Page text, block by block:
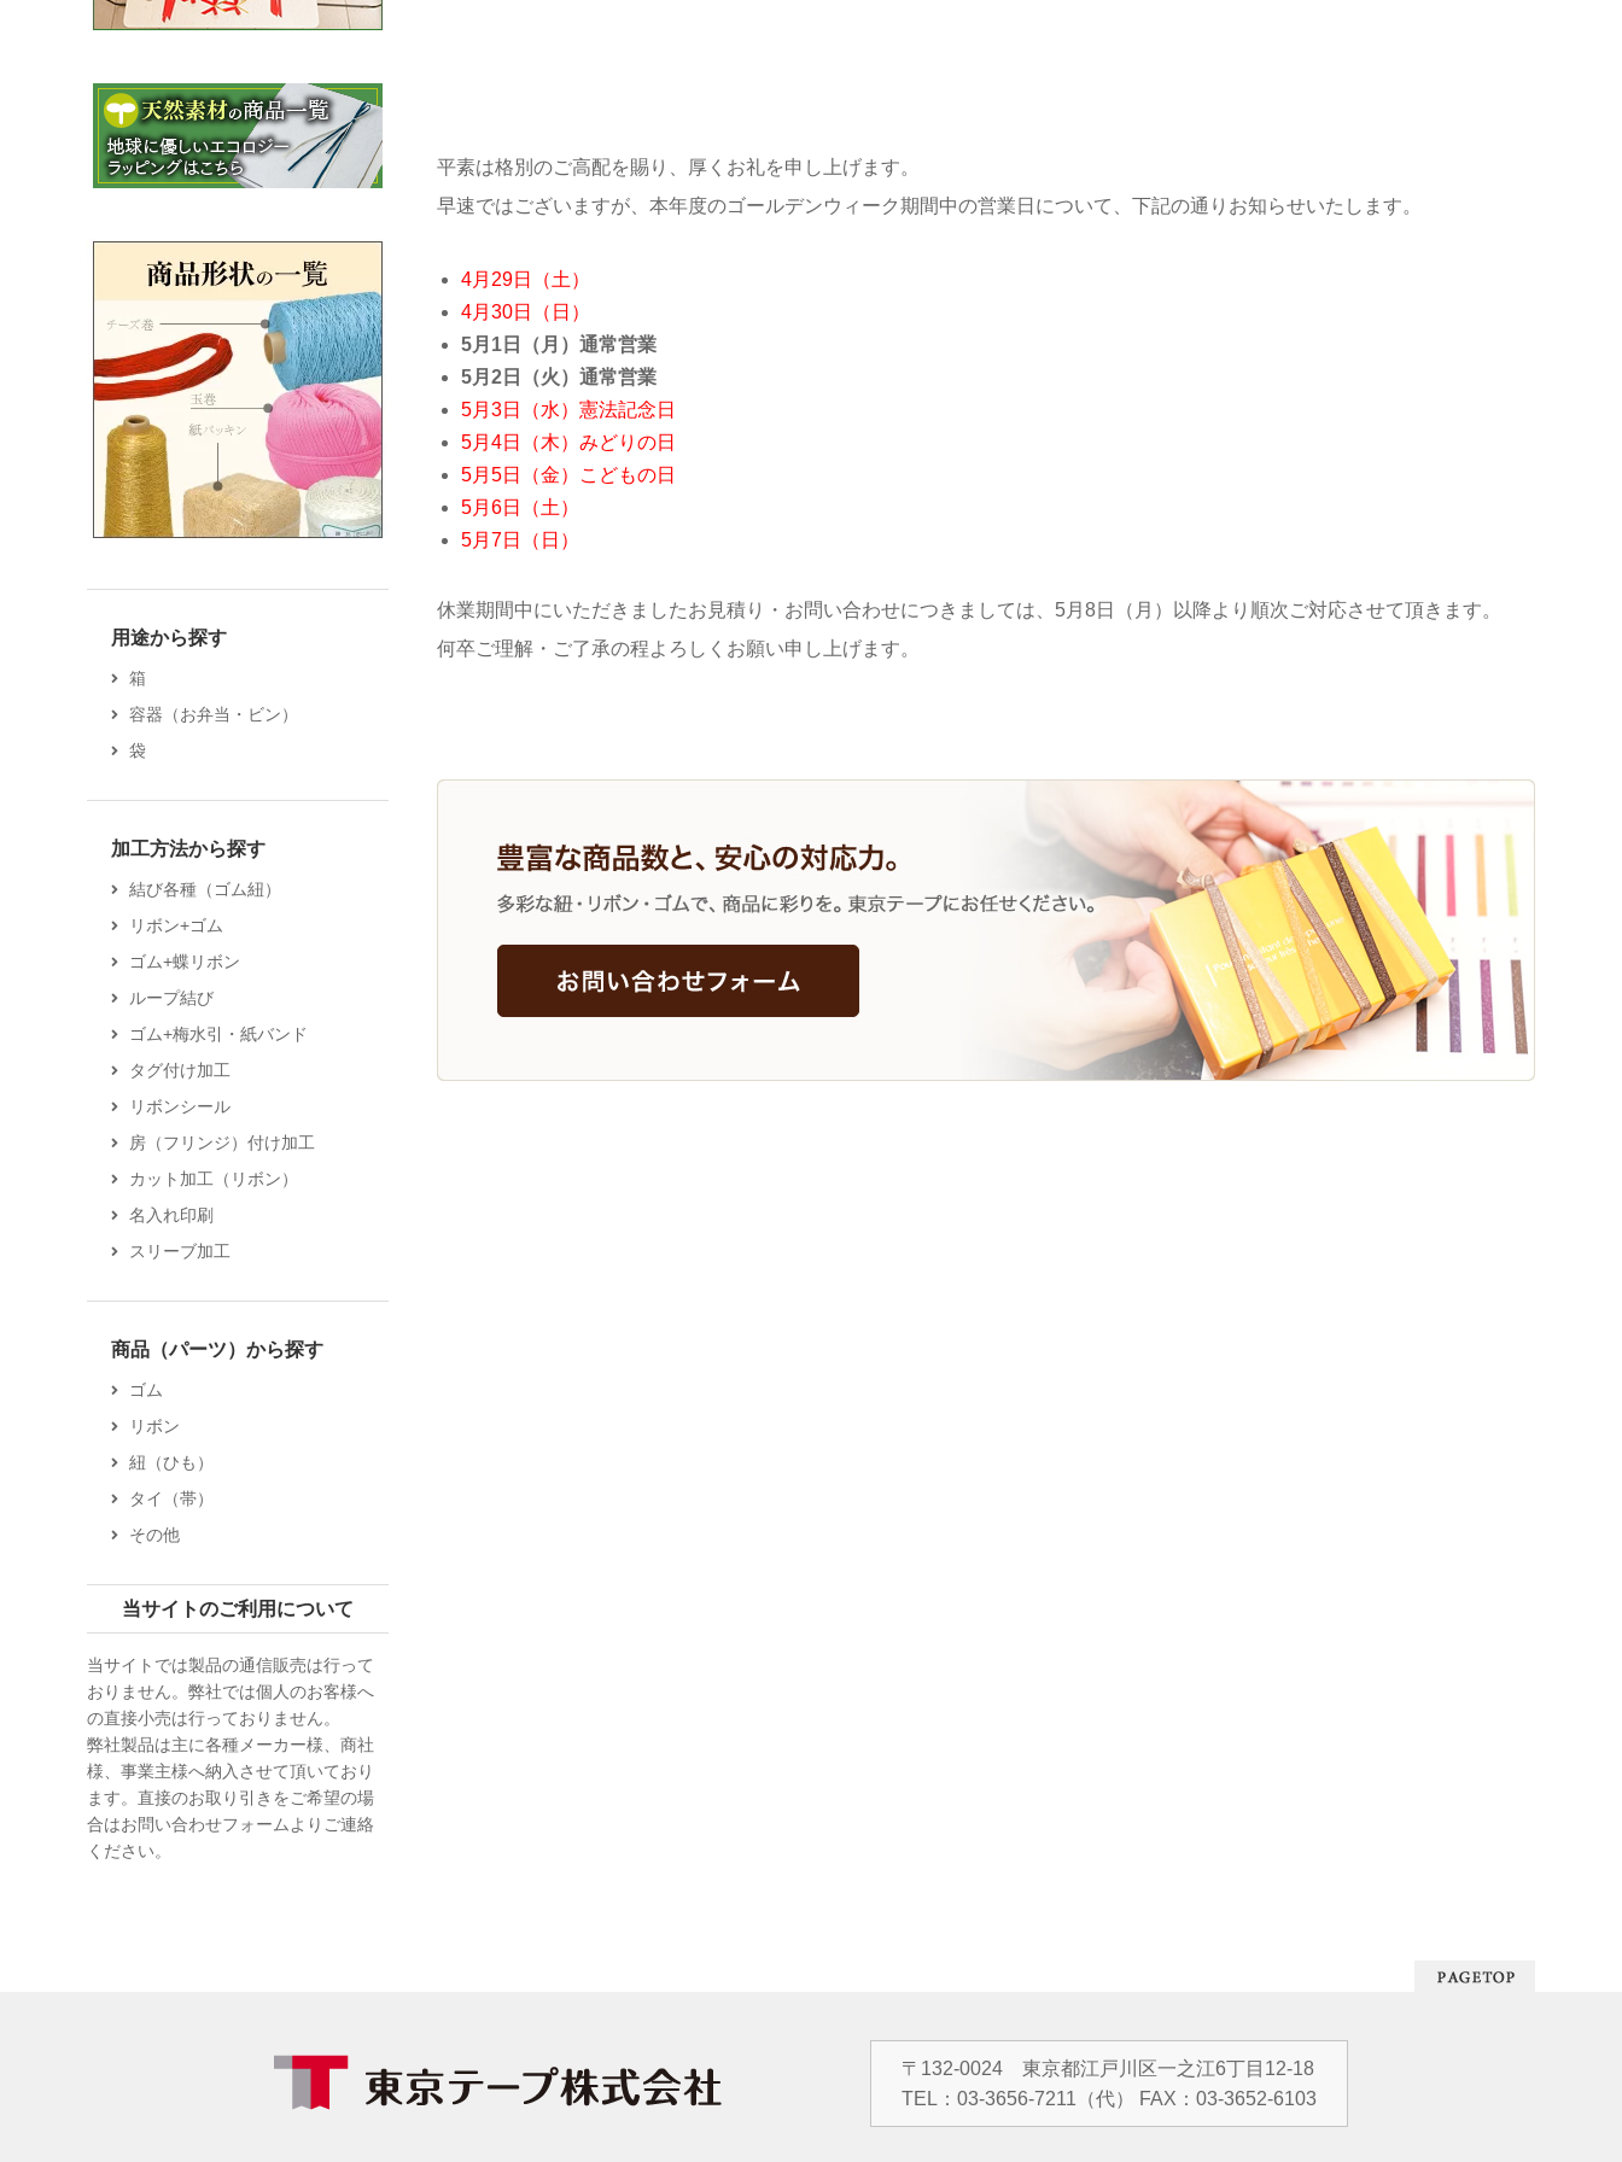
平素は格別のご高配を賜り、厚くお礼を申し上げます。
早速ではございますが、本年度のゴールデンウィーク期間中の営業日について、下記の通りお知らせいたします。
4月29日（土）
4月30日（日）
5月1日（月）通常営業
5月2日（火）通常営業
5月3日（水）憲法記念日
5月4日（木）みどりの日
5月5日（金）こどもの日
5月6日（土）
5月7日（日）
休業期間中にいただきましたお見積り・お問い合わせにつきましては、5月8日（月）以降より順次ご対応させて頂きます。
何卒ご理解・ご了承の程よろしくお願い申し上げます。
用途から探す
箱
容器（お弁当・ビン）
袋
加工方法から探す
結び各種（ゴム紐）
リボン+ゴム
ゴム+蝶リボン
ループ結び
ゴム+梅水引・紙バンド
タグ付け加工
リボンシール
房（フリンジ）付け加工
カット加工（リボン）
名入れ印刷
スリーブ加工
商品（パーツ）から探す
ゴム
リボン
紐（ひも）
タイ（帯）
その他
当サイトのご利用について
当サイトでは製品の通信販売は行って
おりません。弊社では個人のお客様へ
の直接小売は行っておりません。
弊社製品は主に各種メーカー様、商社
様、事業主様へ納入させて頂いており
ます。直接のお取り引きをご希望の場
合はお問い合わせフォームよりご連絡
ください。
〒132-0024 東京都江戸川区一之江6丁目12-18
TEL： 03-3656-7211 （代） FAX：03-3652-6103